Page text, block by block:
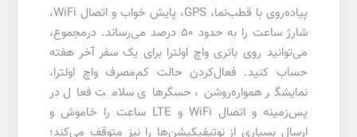
پیاده‌روی با قطب‌نما، GPS، پایش خواب و اتصال WiFi،
شارژ ساعت را به حدود 50 درصد می‌رساند. درمجموع،
می‌توانید روی باتری واچ اولترا برای یک سفر آخر هفته
حساب کنید. فعال‌کردن حالت کم‌مصرف واچ اولترا،
نمایشگر همواره‌روشن، حسگرهای سلامت فعال در
پس‌زمینه و اتصال WiFi و LTE ساعت را خاموش و
ارسال بسیاری از نوتیفیکیشن‌ها را نیز متوقف می‌کند؛